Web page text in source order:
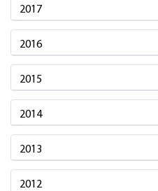
2017
2016
2015
2014
2013
2012